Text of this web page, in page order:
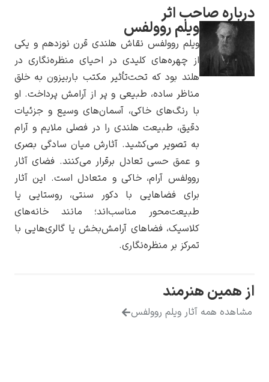
پیر آگوست رنوآر
یوهانس فرمیر
پرفروش‌ترین
صاحب اثر
ویلم روولفس
ویلم روولفس نقاش هلندی قرن نوزدهم و یکی
از چهره‌های کلیدی در احیای منظره‌نگاری در
هلند بود که تحت‌تأثیر مکتب باربیزون به خلق
مناظر ساده، طبیعی و پر از آرامش پرداخت. او
با رنگ‌های خاکی، آسمان‌های وسیع و جزئیات
دقیق، طبیعت هلندی را در فصلی ملایم و آرام
به تصویر می‌کشید. آثارش میان سادگی بصری
و عمق حسی تعادل برقرار می‌کنند. فضای آثار
روولفس آرام، خاکی و متعادل است. این آثار
برای فضاهایی با دکور سنتی، روستایی یا
طبیعت‌محور مناسب‌اند؛ مانند خانه‌های
کلاسیک، فضاهای آرامش‌بخش یا گالری‌هایی با
تمرکز بر منظره‌نگاری.
هنرمند
همه آثار ویلم روولفس